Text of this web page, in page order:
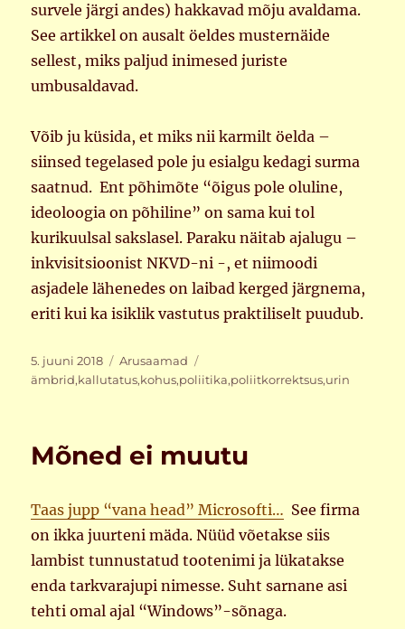
survele järgi andes) hakkavad mõju avaldama.
See artikkel on ausalt öeldes musternäide
sellest, miks paljud inimesed juriste
umbusaldavad.
Võib ju küsida, et miks nii karmilt öelda –
siinsed tegelased pole ju esialgu kedagi surma
saatnud. Ent põhimõte “õigus pole oluline,
ideoloogia on põhiline” on sama kui tol
kurikuulsal sakslasel. Paraku näitab ajalugu –
inkvisitsioonist NKVD-ni -, et niimoodi
asjadele lähenedes on laibad kerged järgnema,
eriti kui ka isiklik vastutus praktiliselt puudub.
Postitatud
5. juuni 2018 Rubriigid
Arusaamad
ämbrid,kallutatus,kohus,poliitika,poliitkorrektsus,urin
Mõned ei muutu
Taas jupp “vana head” Microsofti… See firma
on ikka juurteni mäda. Nüüd võetakse siis
lambist tunnustatud tootenimi ja lükatakse
enda tarkvarajupi nimesse. Suht sarnane asi
tehti omal ajal “Windows”-sõnaga.